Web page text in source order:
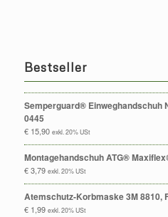
Bestseller
Semperguard® Einweghandschuh
0445
€15,90 exkl. 20% USt
Montagehandschuh ATG®
€3,79 exkl. 20% USt
Atemschutz-Korbmaske 3M 8810,
€1,99 exkl. 20% USt